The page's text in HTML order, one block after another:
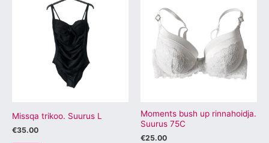
Missqa trikoo. Suurus L
€35.00
tootel
mitu
varianti.
Valikuid
tootelehel.
Moments bush up rinnahoidja.
Suurus 75C
€25.00
tootel
on
mitu
varianti.
Valikuid
tootelehel.